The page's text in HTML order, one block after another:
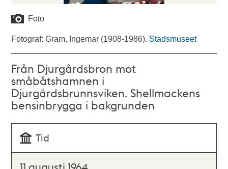
Foto
Fotograf: Gram, Ingemar (1908-1986). Stadsmuseet
Från Djurgårdsbron mot
småbåtshamnen i
Djurgårdsbrunnsviken. Shellmackens
bensinbrygga i bakgrunden
Tid